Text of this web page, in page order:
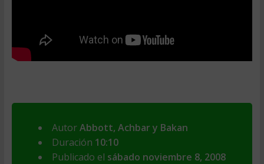
AutorAbbott, Achbar y Bakan
Duración 10:10
Publicado el sábado noviembre 8, 2008